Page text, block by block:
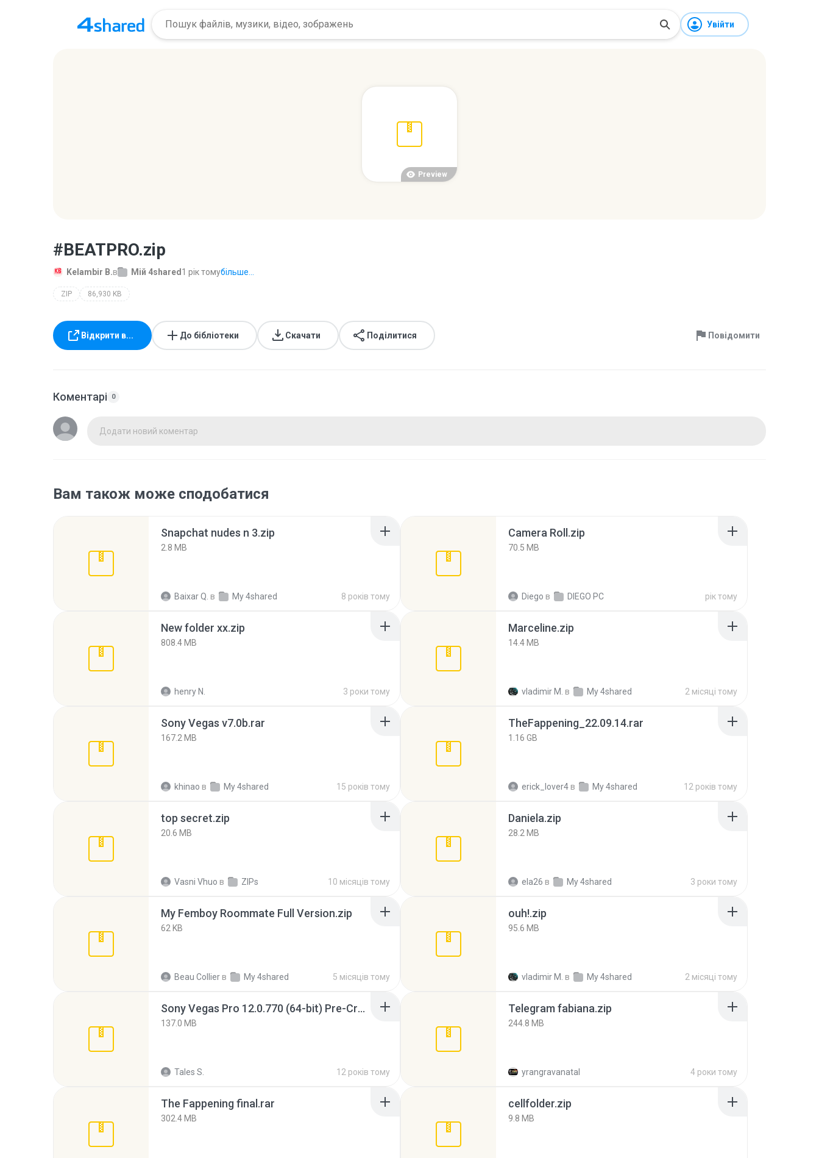
Увійти
Preview
#BEATPRO.zip
Kelambir B.в Мій 4shared 1 рік томубільше...
ZIP 86,930 KB
Відкрити в... До бібліотеки Скачати Поділитися Повідомити
Коментарі 0
Додати новий коментар
Вам також може сподобатися
Snapchat nudes n 3.zip
2.8 MB
Baixar Q. в My 4shared 8 років тому
Camera Roll.zip
70.5 MB
Diego в DIEGO PC рік тому
New folder xx.zip
808.4 MB
henry N. 3 роки тому
Marceline.zip
14.4 MB
vladimir M. в My 4shared 2 місяці тому
Sony Vegas v7.0b.rar
167.2 MB
khinao в My 4shared 15 років тому
TheFappening_22.09.14.rar
1.16 GB
erick_lover4 в My 4shared 12 років тому
top secret.zip
20.6 MB
Vasni Vhuo в ZIPs 10 місяців тому
Daniela.zip
28.2 MB
ela26 в My 4shared 3 роки тому
My Femboy Roommate Full Version.zip
62 KB
Beau Collier в My 4shared 5 місяців тому
ouh!.zip
95.6 MB
vladimir M. в My 4shared 2 місяці тому
Sony Vegas Pro 12.0.770 (64-bit) Pre-Cracked.zip
137.0 MB
Tales S. 12 років тому
Telegram fabiana.zip
244.8 MB
yrangravanatal 4 роки тому
The Fappening final.rar
302.4 MB
cellfolder.zip
9.8 MB